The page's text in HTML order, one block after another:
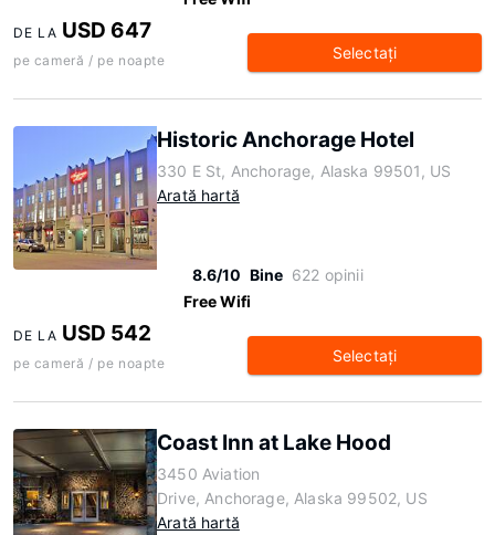
DE LA USD 647
pe cameră / pe noapte Selectaţi
Historic Anchorage Hotel
330 E St, Anchorage, Alaska 99501, US
Arată hartă
8.6/10 Bine 622 opinii
Free Wifi
DE LA USD 542
pe cameră / pe noapte Selectaţi
Coast Inn at Lake Hood
3450 Aviation
Drive, Anchorage, Alaska 99502, US
Arată hartă